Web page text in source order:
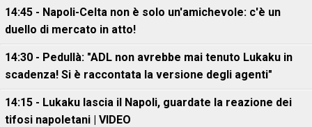
14:45 - Napoli-Celta non è solo un'amichevole: c'è un
duello di mercato in atto!
14:30 - Pedullà: "ADL non avrebbe mai tenuto Lukaku in
scadenza! Si è raccontata la versione degli agenti"
14:15 - Lukaku lascia il Napoli, guardate la reazione dei
tifosi napoletani | VIDEO